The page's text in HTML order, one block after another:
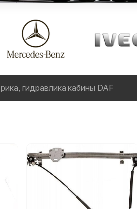
гидравлика кабины DAF